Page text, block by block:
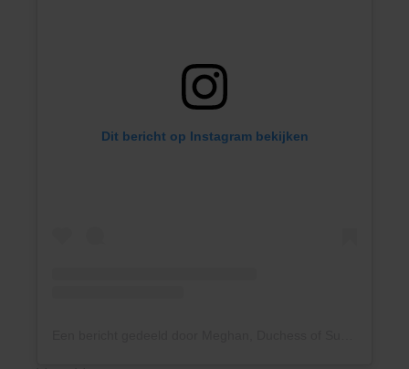
Dit bericht op Instagram bekijken